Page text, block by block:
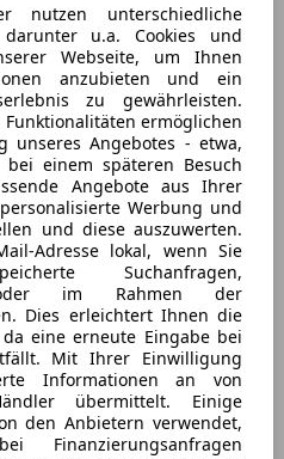
nutzen unterschiedliche
u.a. Cookies und
Webseite, um Ihnen
anzubieten und ein
zu gewährleisten.
ermöglichen
unseres Angebotes - etwa,
einem späteren Besuch
Angebote aus Ihrer
Werbung und
und diese auszuwerten.
Adresse lokal, wenn Sie
Suchanfragen,
oder im Rahmen der
Dies erleichtert Ihnen die
eine erneute Eingabe bei
Mit Ihrer Einwilligung
Informationen an von
übermittelt. Einige
den Anbietern verwendet,